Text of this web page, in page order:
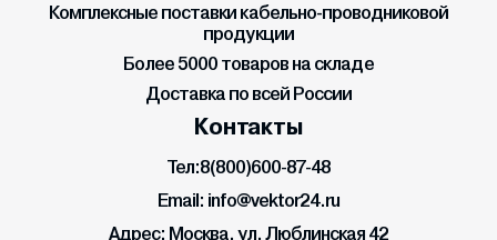
Комплексные поставки кабельно-проводниковой
продукции
Более 5000 товаров на складе
Доставка по всей России
Контакты
Тел:8(800)600-87-48
Email: info@vektor24.ru
Адрес: Москва, ул. Люблинская 42